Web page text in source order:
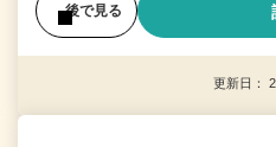
後で見る
更新日：